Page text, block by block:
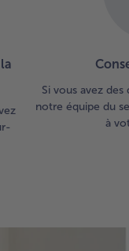
Si vous avez
notre équipe du
à